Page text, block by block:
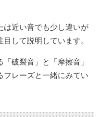
は近い音でも少し違いが
して説明しています。
破裂音」と「摩擦音」
レーズと一緒にみてい